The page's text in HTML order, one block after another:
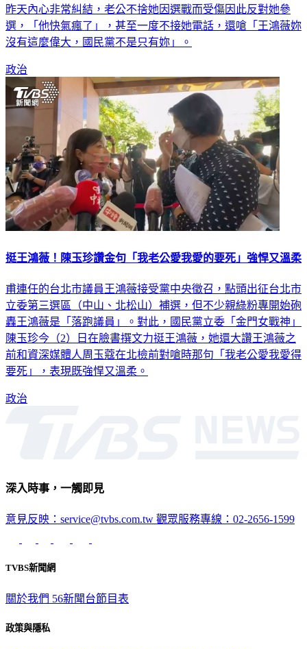
昨天內心非常糾結，老公不捨她因選戰而受傷因此反對她參
選，「他快氣瘋了」，甚至一度不接她電話，還嗆「王鴻薇妳
沒有這麼偉大，國民黨不是只有妳」。
政治
挺王鴻薇！陳玉珍讚金句「我老公愛我愛的要死」強悍又溫柔
甫連任的台北市議員王鴻薇接受黨中央徵召，點頭出征台北市
立委第三選區（中山、北松山）補選，但不少親綠粉專開始砲
轟王鴻薇是「落跑議員」。對此，國民黨立委「金門女戰神」
陳玉珍今（2）日在臉書撰文力挺王鴻薇，她還大讚王鴻薇之
前和資深媒體人周玉蔻在北檢前對嗆時那句「我老公愛我愛得
要死」，表現既強悍又溫柔。
政治
深入時事，一觸即見
意見反映：service@tvbs.com.tw 觀眾服務專線：02-2656-1599
TVBS新聞網
關於我們 56新聞台節目表
政策與隱私